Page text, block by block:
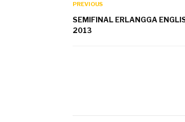
PREVIOUS
SEMIFINAL ERLANGGA
2013